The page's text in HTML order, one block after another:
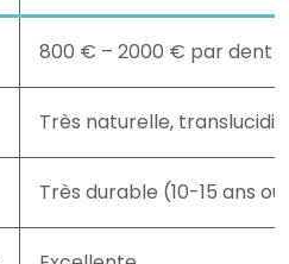
800 € – 2000 € par dent
Très naturelle,
Très durable (10-15 ans